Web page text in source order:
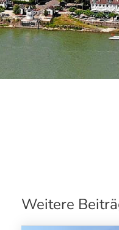
Weitere